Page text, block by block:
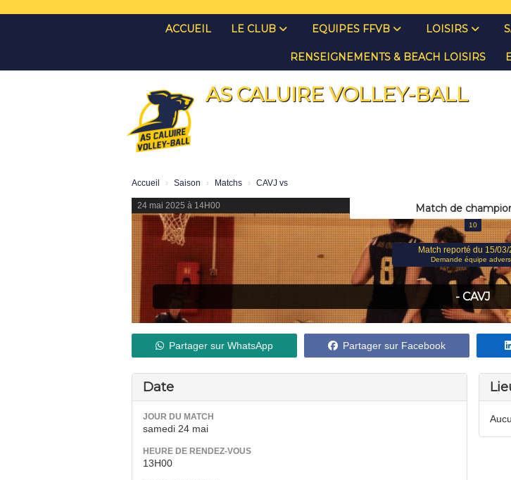
ACCUEIL LE CLUB EQUIPES FFVB LOISIRS
RENSEIGNEMENTS & BEACH LOISIRS
AS CALUIRE VOLLEY-BALL
Accueil Saison Matchs CAVJ vs
24 mai 2025 à 14H00 Match de
10
Match reporté du 15/
Demande équipe
- CAVJ
Partager sur WhatsApp Partager sur Facebook
Date
JOUR DU MATCH
samedi 24 mai
HEURE DE RENDEZ-VOUS
13H00